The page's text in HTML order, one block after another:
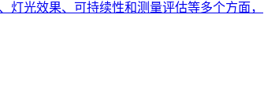
光效果、可持续性和测量评估等多个方面，